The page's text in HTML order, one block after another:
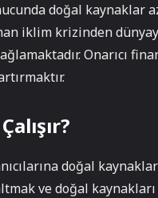
doğal kaynaklar
iklim krizinden
Onarıcı
doğal
ve doğal